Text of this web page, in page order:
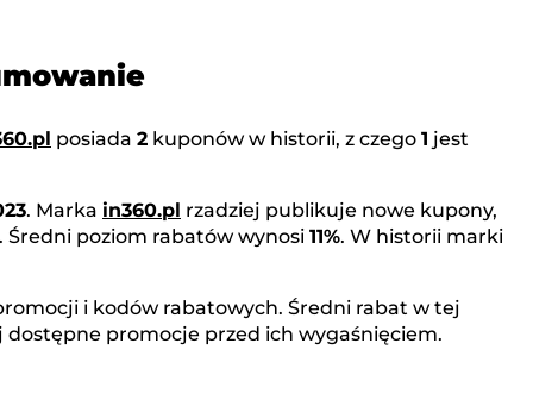
posiada 2 kuponów w historii, z czego 1 jest
. Marka in360.pl rzadziej publikuje nowe kupony,
. Średni poziom rabatów wynosi 11%. W historii marki
i kodów rabatowych. Średni rabat w tej
promocje przed ich wygaśnięciem.